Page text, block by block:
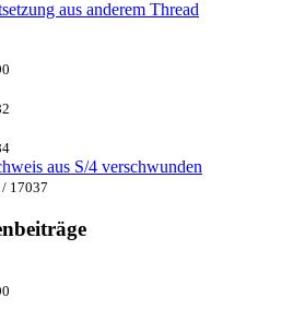
aus anderem Thread
aus S/4 verschwunden
/ 17037